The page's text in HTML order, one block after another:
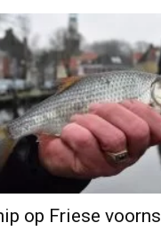
op Friese voorns